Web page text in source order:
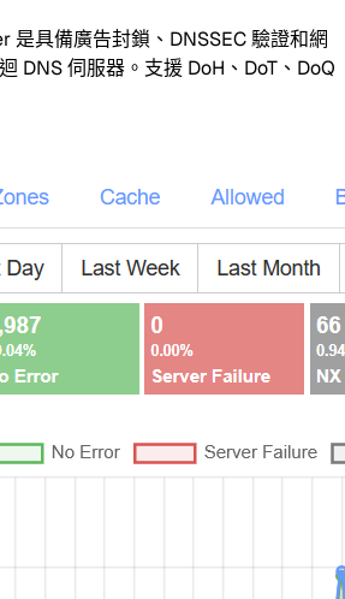
是具備廣告封鎖、DNSSEC 驗證和網
DNS 伺服器。支援 DoH、DoT、DoQ